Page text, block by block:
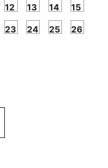
12 13 14 15
23 24 25 26